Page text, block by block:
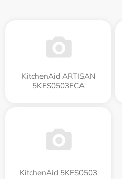
KitchenAid ARTISAN
5KES0503ECA
KitchenAid 5KES0503